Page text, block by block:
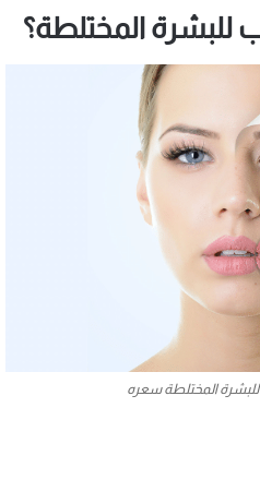
المختلطة؟
المختلطة سعره